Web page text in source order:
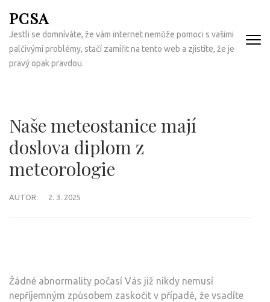
na
obsah
(Enter)
PCSA
Jestli se domníváte, že vám internet nemůže pomoci s vašimi
palčivými problémy, stačí zamířit na tento web a zjistíte, že je
pravý opak pravdou.
Naše meteostanice mají
doslova diplom z
meteorologie
AUTOR: 2. 3. 2025
Žádné abnormality počasí Vás již nikdy nemusí
nepříjemným způsobem zaskočit v případě, že vsadíte